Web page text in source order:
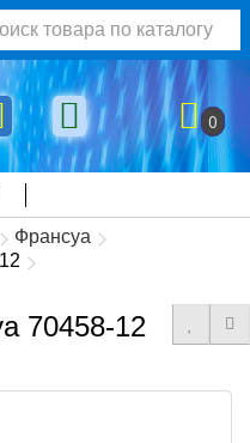
0
Франсуа
70458-12